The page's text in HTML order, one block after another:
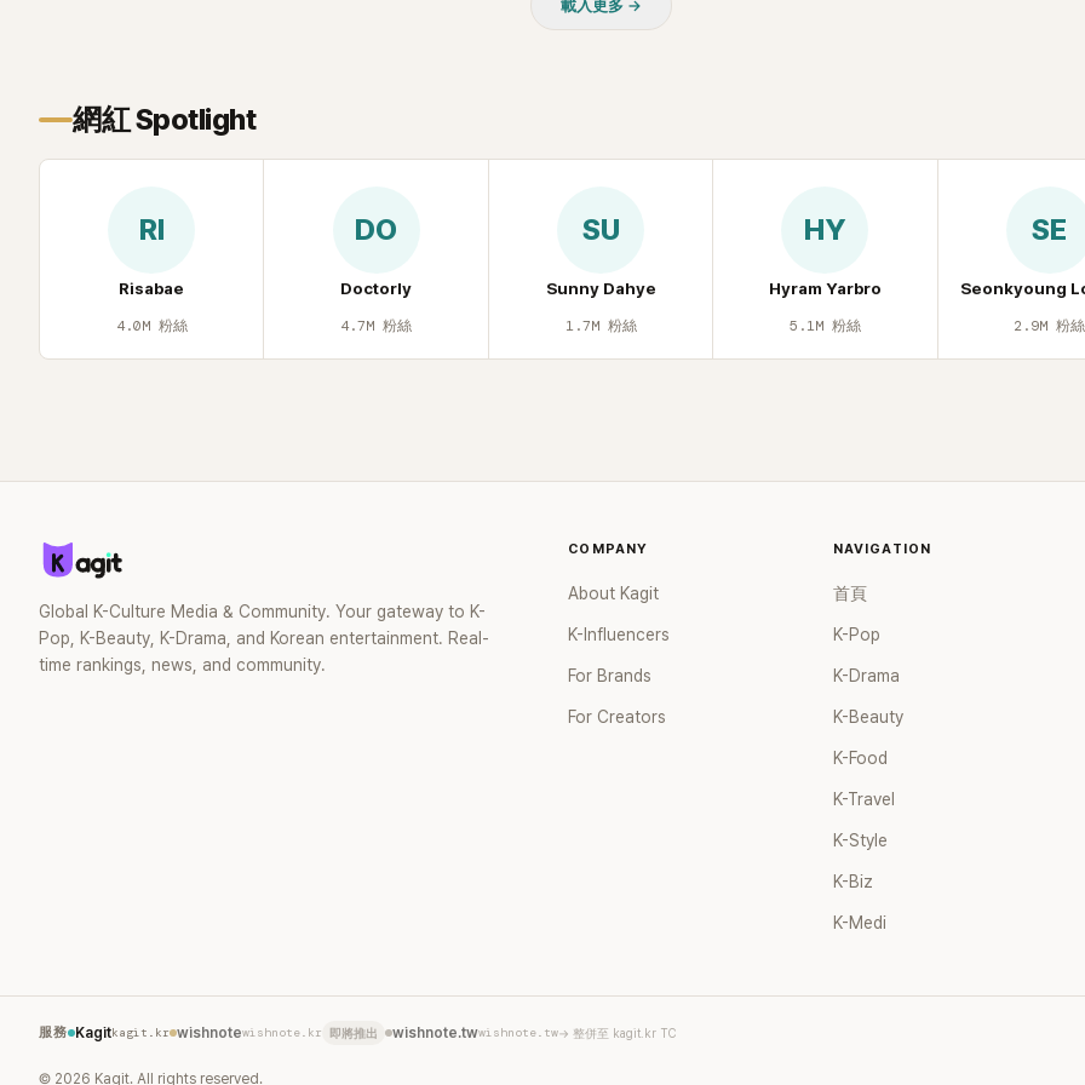
言，當時確實被質疑動過隆胸手術。她回
時隆胸手術幾乎只有「腋下切開」一種方式，
脆把腋下給大家看，證明我根本沒動過。」
笑。 事實上，早在 2006 年，李智惠就為
了證明自己沒有「隆乳」，真的召開了一場泳
去」的直率性格。其實她過去也曾在 SBS
節目《脫掉鞋子恢單4Men》 中，親自公開
重提這段至今仍被粉絲視為黑歷史代表作
的事件。 回顧李智惠的演藝路，她於
1998 年以混聲團體 S#arp 成員身分出
滿。如今除了持續活躍於綜藝節目，她經
營的 YouTube 頻道也即將突破百萬訂閱，
二春。
載入更多 →
網紅 Spotlight
RI
Risabae
4.0M 粉絲
DO
Doctorly
4.7M 粉絲
SU
Sunny Dahye
1.7M 粉絲
HY
Hyram Yarbro
5.1M 粉絲
SE
Seonkyoung
2.9M 粉絲
Global K-Culture Media & Community. Your gateway to K-
Pop, K-Beauty, K-Drama, and Korean entertainment. Real-
time rankings, news, and community.
COMPANY
About Kagit
K-Influencers
For Brands
For Creators
NAVIGATION
首頁
K-Pop
K-Drama
K-Beauty
K-Food
K-Travel
K-Style
K-Biz
K-Medi
服務 Kagitkagit.kr wishnotewishnote.kr 即將推出 wishnote.twwishnote.tw→ 整併至 kagit.kr TC
© 2026 Kagit. All rights reserved.